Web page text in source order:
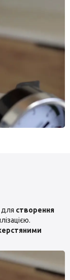
для створення